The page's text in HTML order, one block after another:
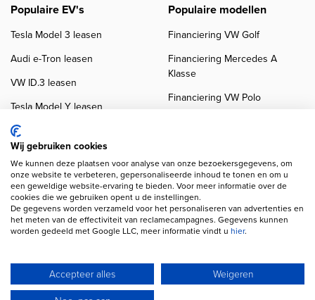
Populaire EV's
Tesla Model 3 leasen
Audi e-Tron leasen
VW ID.3 leasen
Tesla Model Y leasen
VW ID.4 leasen
Populaire modellen
Financiering VW Golf
Financiering Mercedes A
Klasse
Financiering VW Polo
Copyright navigation
Klanten beoordelingen
Autobedrijven
Wij gebruiken AI voor afbeeldingen en teksten
Wij gebruiken cookies
We kunnen deze plaatsen voor analyse van onze bezoekersgegevens, om
onze website te verbeteren, gepersonaliseerde inhoud te tonen en om u
een geweldige website-ervaring te bieden. Voor meer informatie over de
cookies die we gebruiken opent u de instellingen.
De gegevens worden verzameld voor het personaliseren van advertenties en
het meten van de effectiviteit van reclamecampagnes. Gegevens kunnen
worden gedeeld met Google LLC, meer informatie vindt u hier.
Accepteer alles
Weigeren